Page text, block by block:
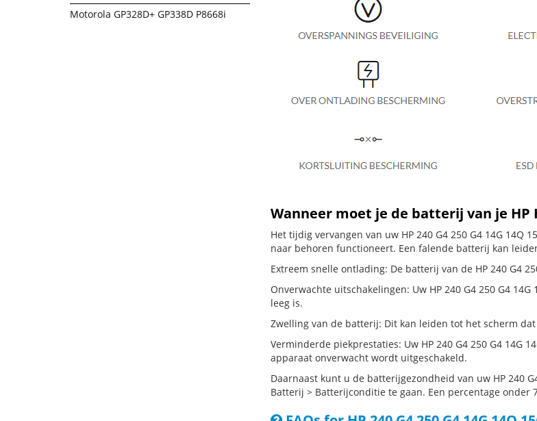
Motorola GP328D+ GP338D P8668i
Wanneer moet je de batterij van je HP
Het tijdig vervangen van uw HP 240 G4 250 G4 14G
naar behoren functioneert. Een falende batterij kan
Extreem snelle ontlading: De batterij van de HP 240 G4
Onverwachte uitschakelingen: Uw HP 240 G4 250 G4
leeg is.
Zwelling van de batterij: Dit kan leiden tot het scherm
Verminderde piekprestaties: Uw HP 240 G4 250 G4 14G
apparaat onverwacht wordt uitgeschakeld.
Daarnaast kunt u de batterijgezondheid van uw HP 240
Batterij > Batterijconditie te gaan. Een percentage